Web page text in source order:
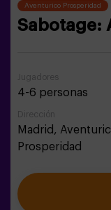
Aventurico Prosperidad
Sabotage:
Jugadores
4-6 personas
Dirección
Madrid,
Prosperidad